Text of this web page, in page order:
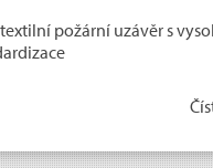
požární uzávěr s